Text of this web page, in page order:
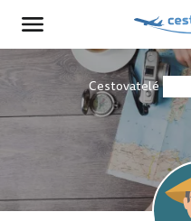
Cestovatelé